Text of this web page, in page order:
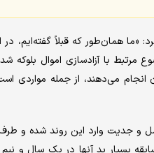
«ما همان‌طور که قبلاً گفته‌ایم،
با آزادسازی اموال بلوکه
انجام می‌دهند، از جمله مواردی
و جدیت وارد این روند شده و
بسیار بد آنها در یک سال و